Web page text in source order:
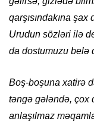
qarşısındakına
Urudun sözləri ilə
da dostumuzu belə
Boş-boşuna xatirə
təngə gələndə, çox
anlaşılmaz